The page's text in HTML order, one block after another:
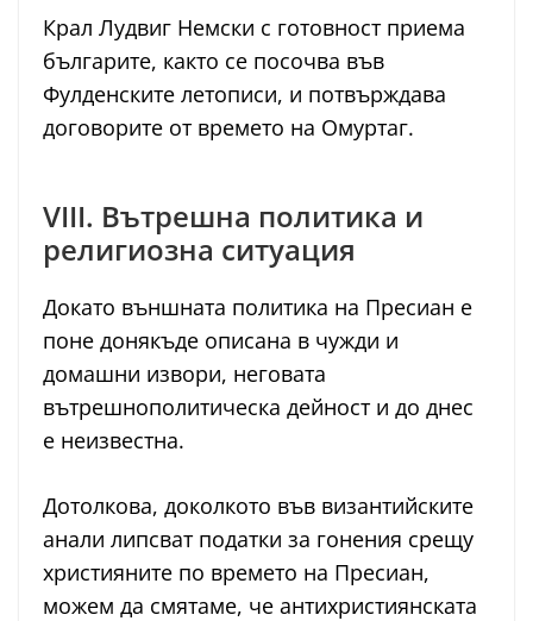
Крал Лудвиг Немски с готовност приема
българите, както се посочва във
Фулденските летописи, и потвърждава
договорите от времето на Омуртаг.
VIII. Вътрешна политика и
религиозна ситуация
Докато външната политика на Пресиан е
поне донякъде описана в чужди и
домашни извори, неговата
вътрешнополитическа дейност и до днес
е неизвестна.
Дотолкова, доколкото във византийските
анали липсват податки за гонения срещу
християните по времето на Пресиан,
можем да смятаме, че антихристиянската